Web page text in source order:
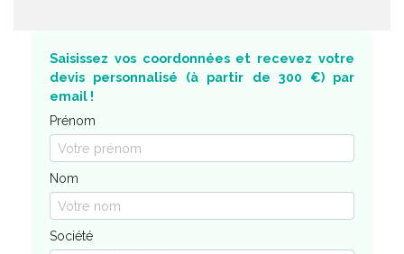
Saisissez vos coordonnées et recevez votre
devis personnalisé (à partir de 300 €) par
email !
Prénom
Nom
Société